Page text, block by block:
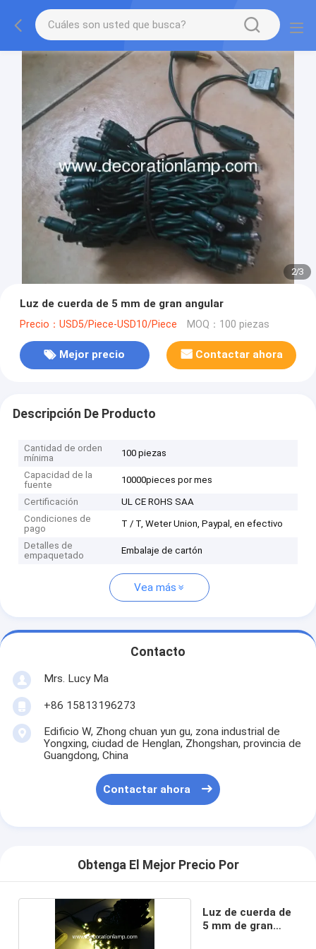
2/3
Luz de cuerda de 5 mm de gran angular
Precio：USD5/Piece-USD10/Piece MOQ：100 piezas
Mejor precio Contactar ahora
Descripción De Producto
Cantidad de orden
mínima
100 piezas
Capacidad de la
fuente
10000pieces por mes
Certificación
UL CE ROHS SAA
Condiciones de
pago
T / T, Weter Union, Paypal, en efectivo
Detalles de
empaquetado
Embalaje de cartón
Vea más
Contacto
Mrs. Lucy Ma
+86 15813196273
Edificio W, Zhong chuan yun gu, zona industrial de
Yongxing, ciudad de Henglan, Zhongshan, provincia de
Guangdong, China
Contactar ahora
Obtenga El Mejor Precio Por
Luz de cuerda de
5 mm de gran